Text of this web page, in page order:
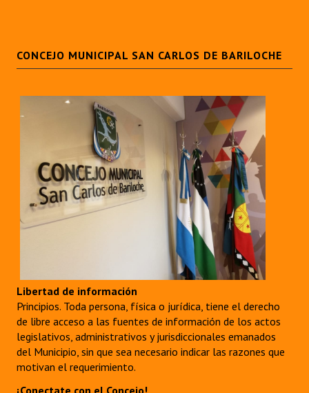
CONCEJO MUNICIPAL SAN CARLOS DE BARILOCHE
Libertad de información
Principios. Toda persona, física o jurídica, tiene el derecho
de libre acceso a las fuentes de información de los actos
legislativos, administrativos y jurisdiccionales emanados
del Municipio, sin que sea necesario indicar las razones que
motivan el requerimiento.
¡Conectate con el Concejo!